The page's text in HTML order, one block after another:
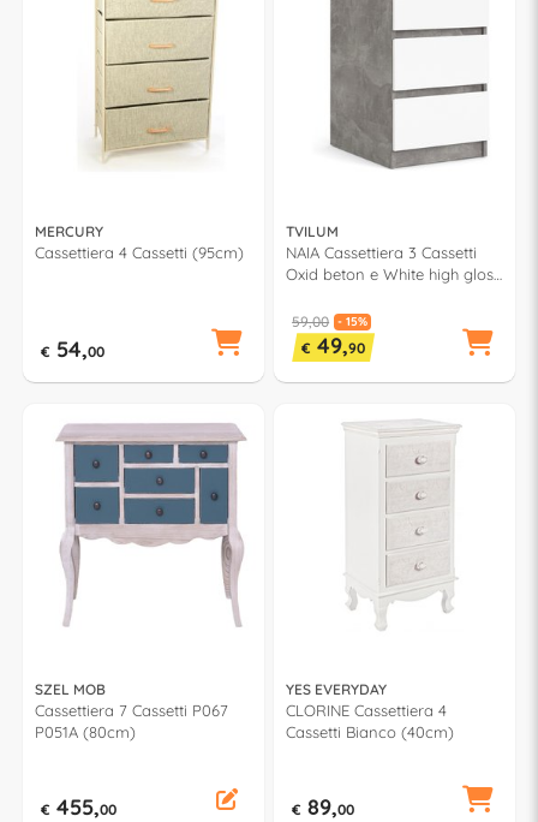
MERCURY
Cassettiera 4 Cassetti (95cm)
€ 54,00
TVILUM
NAIA Cassettiera 3 Cassetti
Oxid beton e White high gloss
59,00 - 15%
€ 49,90
SZEL MOB
Cassettiera 7 Cassetti P067
P051A (80cm)
€ 455,00
YES EVERYDAY
CLORINE Cassettiera 4
Cassetti Bianco (40cm)
€ 89,00